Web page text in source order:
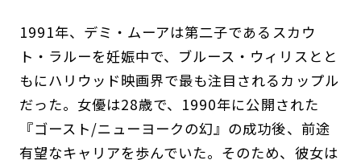
1991年、デミ・ムーアは第二子であるスカウ
ト・ラルーを妊娠中で、ブルース・ウィリスとと
もにハリウッド映画界で最も注目されるカップル
だった。女優は28歳で、1990年に公開された
『ゴースト/ニューヨークの幻』の成功後、前途
有望なキャリアを歩んでいた。そのため、彼女は